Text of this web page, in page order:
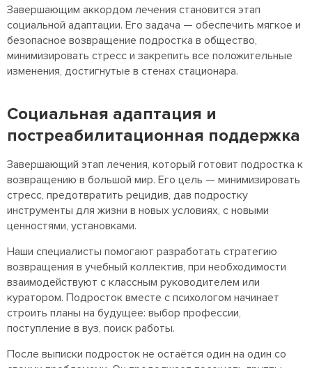
Завершающим аккордом лечения становится этап
социальной адаптации. Его задача — обеспечить мягкое и
безопасное возвращение подростка в общество,
минимизировать стресс и закрепить все положительные
изменения, достигнутые в стенах стационара.
Социальная адаптация и
постреабилитационная поддержка
Завершающий этап лечения, который готовит подростка к
возвращению в большой мир. Его цель — минимизировать
стресс, предотвратить рецидив, дав подростку
инструменты для жизни в новых условиях, с новыми
ценностями, установками.
Наши специалисты помогают разработать стратегию
возвращения в учебный коллектив, при необходимости
взаимодействуют с классным руководителем или
куратором. Подросток вместе с психологом начинает
строить планы на будущее: выбор профессии,
поступление в вуз, поиск работы.
После выписки подросток не остаётся один на один со